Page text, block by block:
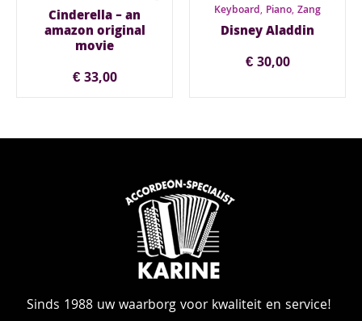
Cinderella – an
amazon original
movie
€33,00
Keyboard, Piano, Zang
Disney Aladdin
€30,00
Sinds 1988 uw waarborg voor kwaliteit en service!